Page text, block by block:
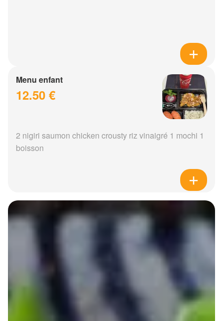
Menu enfant
12.50 €
2 nigiri saumon chicken crousty riz vinaigré 1 mochi 1
boisson